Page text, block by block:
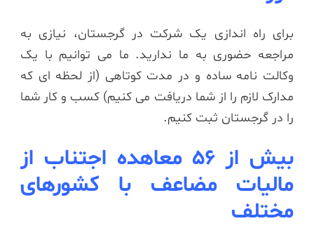
برای راه اندازی یک شرکت در گرجستان، نیازی به
مراجعه حضوری به ما ندارید. ما می توانیم با یک
وکالت نامه ساده و در مدت کوتاهی (از لحظه ای که
مدارک لازم را از شما دریافت می کنیم) کسب و کار شما
را در گرجستان ثبت کنیم.
بیش از 56 معاهده اجتناب از
مالیات مضاعف با کشورهای
مختلف